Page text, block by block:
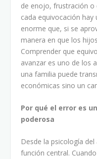
de enojo, frustración o
cada equivocación
enorme que, si se
manera en que los
Comprender que
avanzar es uno de los
una familia puede
económicas sino un
Por qué el error es
poderosa
Desde la psicología
función central.